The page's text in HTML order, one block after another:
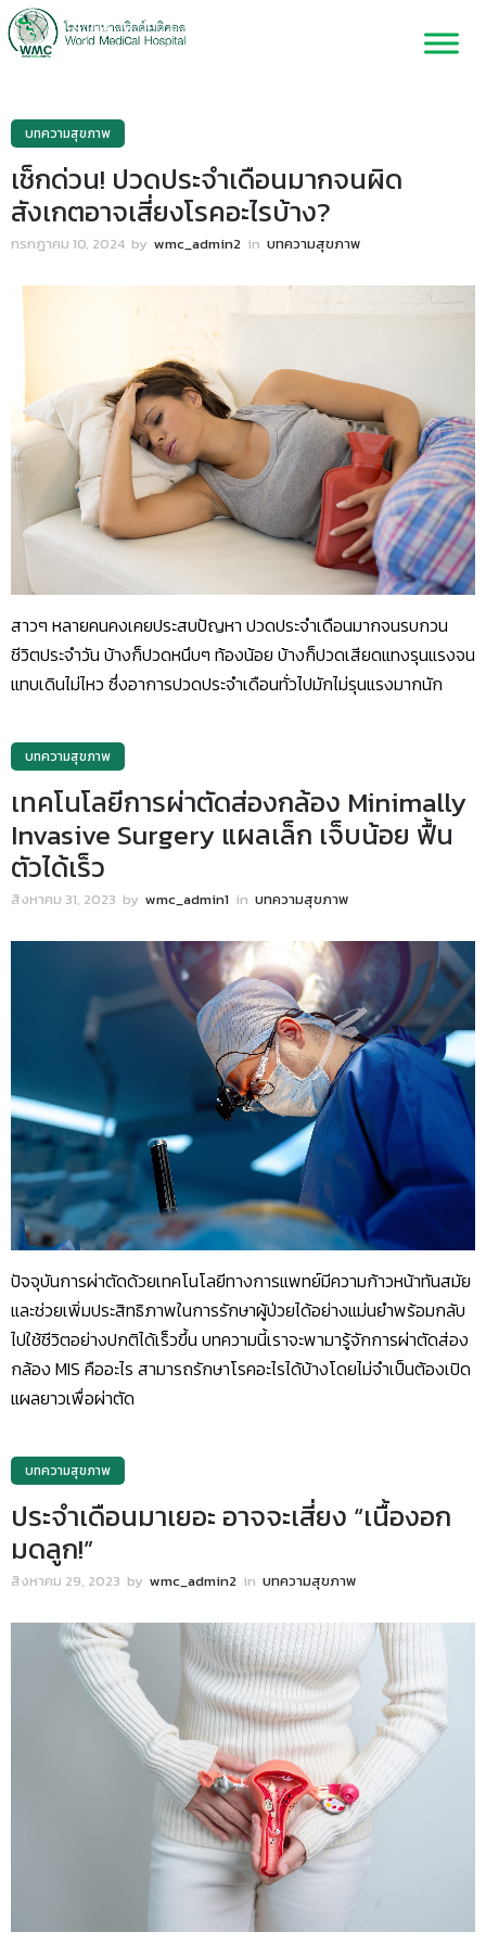
บทความสุขภาพ
เช็กด่วน! ปวดประจำเดือนมากจนผิด
สังเกตอาจเสี่ยงโรคอะไรบ้าง?
กรกฎาคม 10, 2024 by wmc_admin2 in บทความสุขภาพ
สาวๆ หลายคนคงเคยประสบปัญหา ปวดประจำเดือนมากจนรบกวน
ชีวิตประจำวัน บ้างก็ปวดหนึบๆ ท้องน้อย บ้างก็ปวดเสียดแทงรุนแรงจน
แทบเดินไม่ไหว ซึ่งอาการปวดประจำเดือนทั่วไปมักไม่รุนแรงมากนัก
บทความสุขภาพ
เทคโนโลยีการผ่าตัดส่องกล้อง Minimally
Invasive Surgery แผลเล็ก เจ็บน้อย ฟื้น
ตัวได้เร็ว
สิงหาคม 31, 2023 by wmc_admin1 in บทความสุขภาพ
ปัจจุบันการผ่าตัดด้วยเทคโนโลยีทางการแพทย์มีความก้าวหน้าทันสมัย
และช่วยเพิ่มประสิทธิภาพในการรักษาผู้ป่วยได้อย่างแม่นยำพร้อมกลับ
ไปใช้ชีวิตอย่างปกติได้เร็วขึ้น บทความนี้เราจะพามารู้จักการผ่าตัดส่อง
กล้อง MIS คืออะไร สามารถรักษาโรคอะไรได้บ้างโดยไม่จำเป็นต้องเปิด
แผลยาวเพื่อผ่าตัด
บทความสุขภาพ
ประจำเดือนมาเยอะ อาจจะเสี่ยง “เนื้องอก
มดลูก!”
สิงหาคม 29, 2023 by wmc_admin2 in บทความสุขภาพ